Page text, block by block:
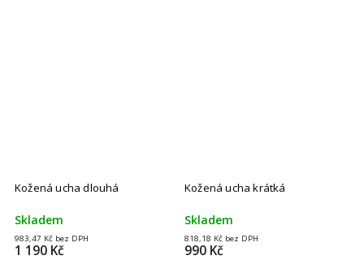
Kožená ucha dlouhá
Skladem
983,47 Kč bez DPH
1 190 Kč
Kožená ucha krátká
Skladem
818,18 Kč bez DPH
990 Kč